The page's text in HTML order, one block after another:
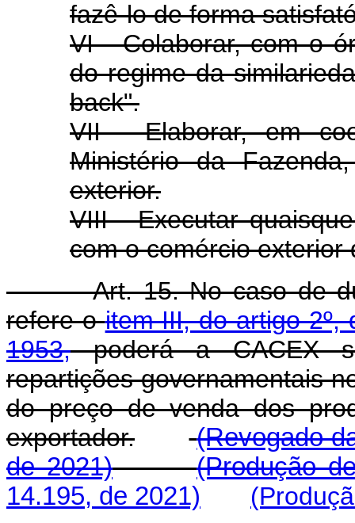
fazê-lo de forma
VI - Colaborar, com o
do regime da
back".
VII - Elaborar, em
Ministério da
exterior.
VIII - Executar
com o comércio
Art. 15. No caso de
refere oitem III, do artigo 2º,
1953,poderá a CACEX
repartições governamentais
do preço de venda dos
exportador.
(Revogado
de 2021)
(Produção
14.195, de 2021)